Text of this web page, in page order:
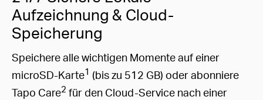
Aufzeichnung & Cloud-
Speicherung
Speichere alle wichtigen Momente auf einer
microSD-Karte1 (bis zu 512 GB) oder abonniere
Tapo Care2 für den Cloud-Service nach einer